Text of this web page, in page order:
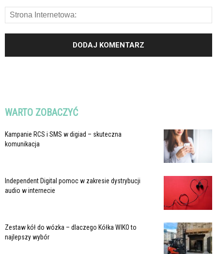
WARTO ZOBACZYĆ
Kampanie RCS i SMS w digiad – skuteczna
komunikacja
Independent Digital pomoc w zakresie dystrybucji
audio w internecie
Zestaw kół do wózka – dlaczego Kółka WIKO to
najlepszy wybór